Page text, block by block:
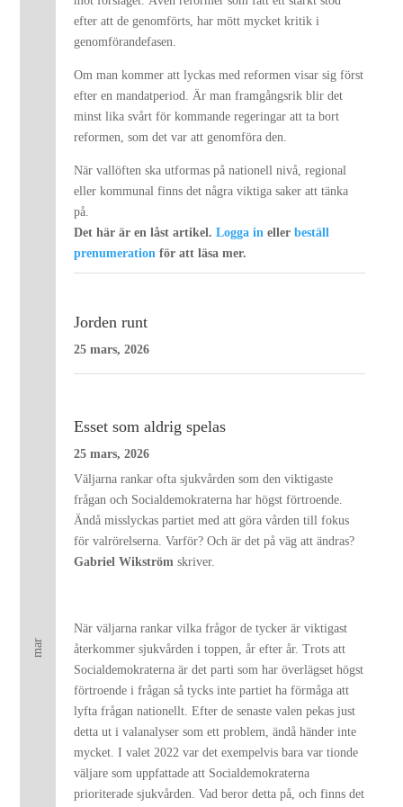
mar
efter att de genomförts, har mött mycket kritik i
genomförandefasen.
Om man kommer att lyckas med reformen visar sig först
efter en mandatperiod. Är man framgångsrik blir det
minst lika svårt för kommande regeringar att ta bort
reformen, som det var att genomföra den.
När vallöften ska utformas på nationell nivå, regional
eller kommunal finns det några viktiga saker att tänka
på.
Det här är en låst artikel.Logga in ellerbeställ
prenumeration för att läsa mer.
Jorden runt
25 mars, 2026
Esset som aldrig spelas
25 mars, 2026
Väljarna rankar ofta sjukvården som den viktigaste
frågan och Socialdemokraterna har högst förtroende.
Ändå misslyckas partiet med att göra vården till fokus
för valrörelserna. Varför? Och är det på väg att ändras?
Gabriel Wikström skriver.
När väljarna rankar vilka frågor de tycker är viktigast
återkommer sjukvården i toppen, år efter år. Trots att
Socialdemokraterna är det parti som har överlägset högst
förtroende i frågan så tycks inte partiet ha förmåga att
lyfta frågan nationellt. Efter de senaste valen pekas just
detta ut i valanalyser som ett problem, ändå händer inte
mycket. I valet 2022 var det exempelvis bara var tionde
väljare som uppfattade att Socialdemokraterna
prioriterade sjukvården. Vad beror detta på, och finns det